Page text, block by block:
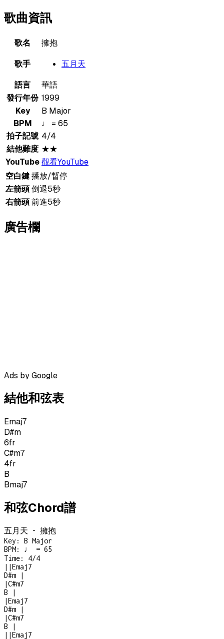
歌曲資訊
歌名
擁抱
歌手
五月天
語言
華語
發行年份 1999
Key
B Major
BPM
♩ = 65
拍子記號 4/4
結他難度 ★★
YouTube觀看YouTube
空白鍵播放/暫停
左箭頭倒退5秒
右箭頭前進5秒
廣告欄
Ads by Google
結他和弦表
Emaj7
D#m
6fr
C#m7
4fr
B
Bmaj7
和弦Chord譜
五月天 - 擁抱
Key: B Major
BPM: ♩ = 65
Time: 4/4
| |Emaj7
D#m
|
|C#m7
B
|
|Emaj7
D#m
|
|C#m7
B
|
| |Emaj7